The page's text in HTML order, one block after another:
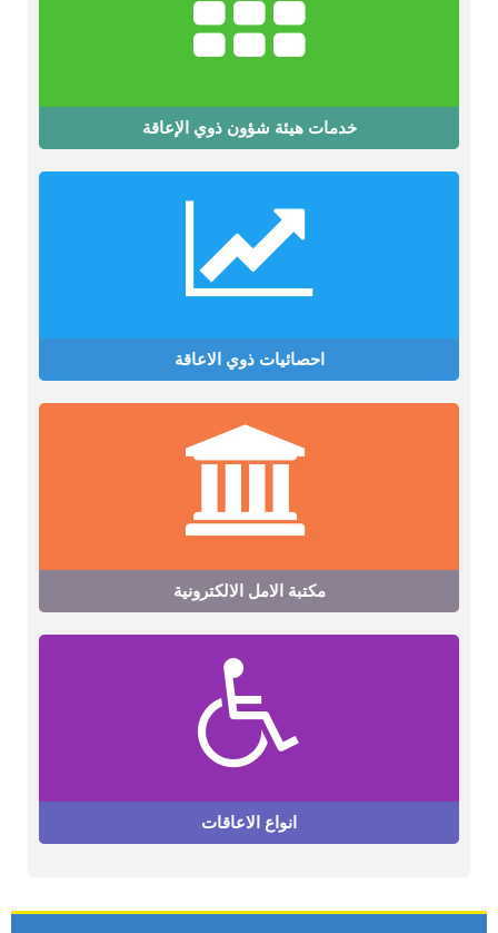
خدمات هيئة شؤون ذوي الإعاقة
احصائيات ذوي الاعاقة
مكتبة الامل الالكترونية
انواع الاعاقات